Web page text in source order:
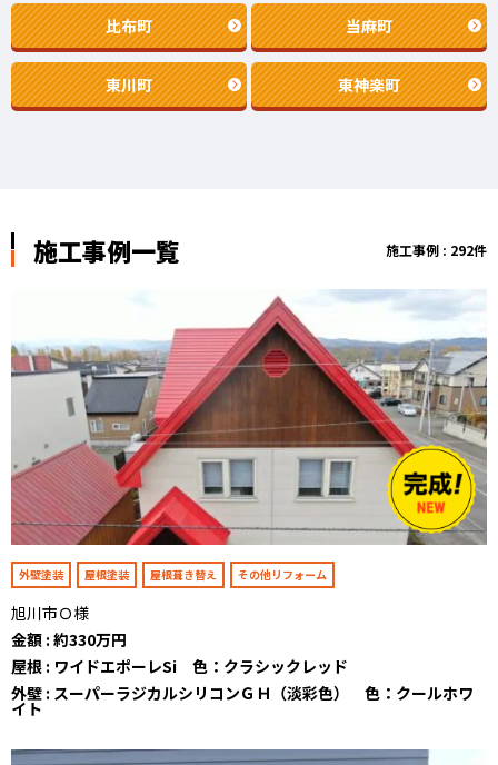
比布町 当麻町
東川町 東神楽町
施工事例一覧 施工事例 : 292件
外壁塗装 屋根塗装 屋根葺き替え その他リフォーム
旭川市Ｏ様
金額 : 約330万円
屋根 : ワイドエポーレSi 色：クラシックレッド
外壁 : スーパーラジカルシリコンＧＨ（淡彩色） 色：クールホワ
イト